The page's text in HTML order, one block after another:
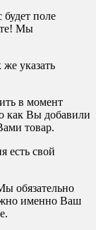
поле
Мы
указать
в момент
как Вы добавили
товар.
есть свой
обязательно
именно Ваш